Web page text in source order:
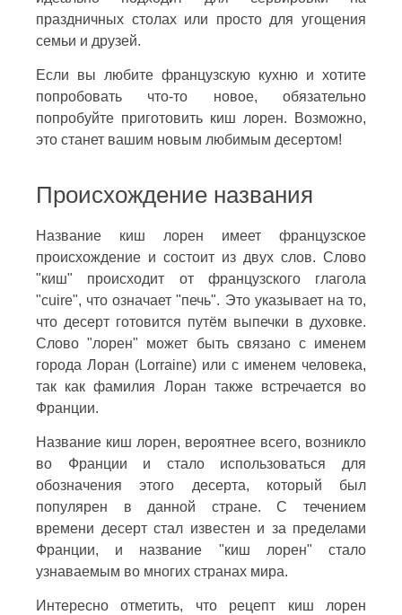
праздничных столах или просто для угощения
семьи и друзей.
Если вы любите французскую кухню и хотите
попробовать что-то новое, обязательно
попробуйте приготовить киш лорен. Возможно,
это станет вашим новым любимым десертом!
Происхождение названия
Название киш лорен имеет французское
происхождение и состоит из двух слов. Слово
"киш" происходит от французского глагола
"cuire", что означает "печь". Это указывает на то,
что десерт готовится путём выпечки в духовке.
Слово "лорен" может быть связано с именем
города Лоран (Lorraine) или с именем человека,
так как фамилия Лоран также встречается во
Франции.
Название киш лорен, вероятнее всего, возникло
во Франции и стало использоваться для
обозначения этого десерта, который был
популярен в данной стране. С течением
времени десерт стал известен и за пределами
Франции, и название "киш лорен" стало
узнаваемым во многих странах мира.
Интересно отметить, что рецепт киш лорен